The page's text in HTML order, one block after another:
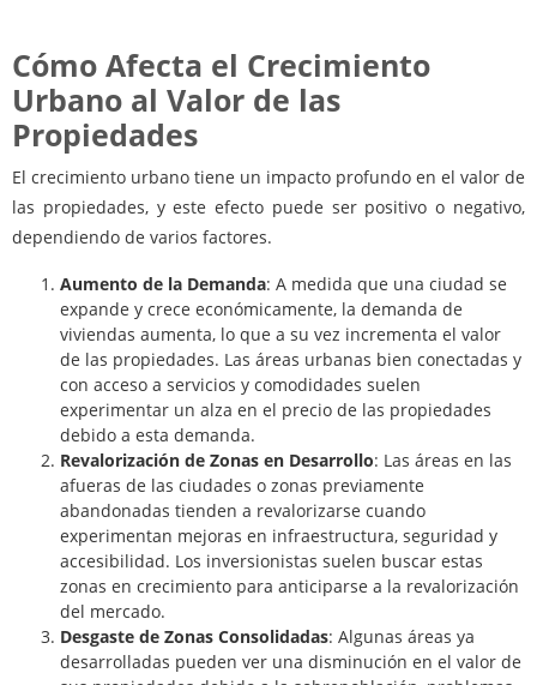
Cómo Afecta el Crecimiento
Urbano al Valor de las
Propiedades
El crecimiento urbano tiene un impacto profundo en el valor de
las propiedades, y este efecto puede ser positivo o negativo,
dependiendo de varios factores.
Aumento de la Demanda: A medida que una ciudad se
expande y crece económicamente, la demanda de
viviendas aumenta, lo que a su vez incrementa el valor
de las propiedades. Las áreas urbanas bien conectadas y
con acceso a servicios y comodidades suelen
experimentar un alza en el precio de las propiedades
debido a esta demanda.
Revalorización de Zonas en Desarrollo: Las áreas en las
afueras de las ciudades o zonas previamente
abandonadas tienden a revalorizarse cuando
experimentan mejoras en infraestructura, seguridad y
accesibilidad. Los inversionistas suelen buscar estas
zonas en crecimiento para anticiparse a la revalorización
del mercado.
Desgaste de Zonas Consolidadas: Algunas áreas ya
desarrolladas pueden ver una disminución en el valor de